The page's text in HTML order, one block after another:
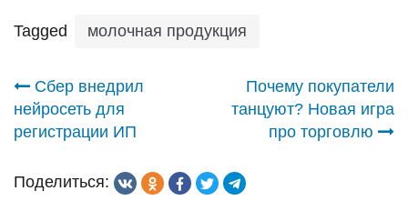
Tagged молочная продукция
Навигация
по
записям
Сбер внедрил
нейросеть для
регистрации ИП
Почему покупатели
танцуют? Новая игра
про торговлю
Поделиться: